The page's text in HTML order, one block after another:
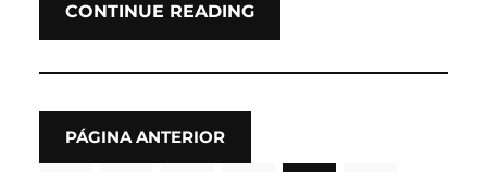
CONTINUE READING
PÁGINA ANTERIOR